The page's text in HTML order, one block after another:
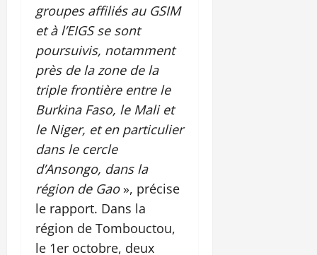
groupes affiliés au GSIM
et à l’EIGS se sont
poursuivis, notamment
près de la zone de la
triple frontière entre le
Burkina Faso, le Mali et
le Niger, et en particulier
dans le cercle
d’Ansongo, dans la
région de Gao », précise
le rapport. Dans la
région de Tombouctou,
le 1er octobre, deux